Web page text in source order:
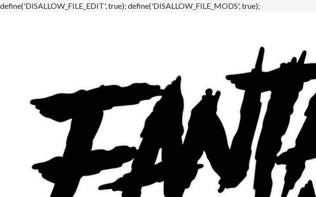
define('DISALLOW_FILE_EDIT', true); define('DISALLOW_FILE_MODS', true);